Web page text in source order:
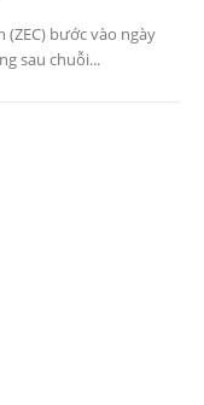
(ZEC) bước vào ngày
sau chuỗi...